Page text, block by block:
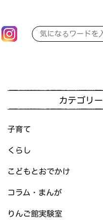
カテゴリー
子育て
くらし
こどもとおでかけ
コラム・まんが
りんご館実験室